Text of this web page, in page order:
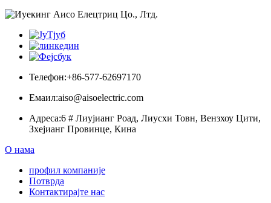
Телефон:+86-577-62697170
Емаил:aiso@aisoelectric.com
Адреса:6 # Лиујианг Роад, Лиусхи Товн, Вензхоу Цити,
Зхејианг Провинце, Кина
О нама
профил компаније
Потврда
Контактирајте нас